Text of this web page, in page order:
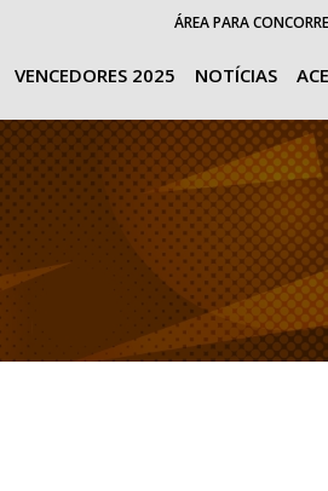
ÁREA PARA
VENCEDORES 2025 NOTÍCIAS